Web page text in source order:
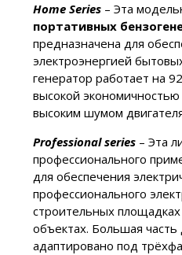
Home Series– Эта
портативных
предназначена для
электроэнергией
генератор работает на
высокой
высоким шумом
Professional series– Эта
профессионального
для обеспечения
профессионального
строительных
объектах. Большая
адаптировано под